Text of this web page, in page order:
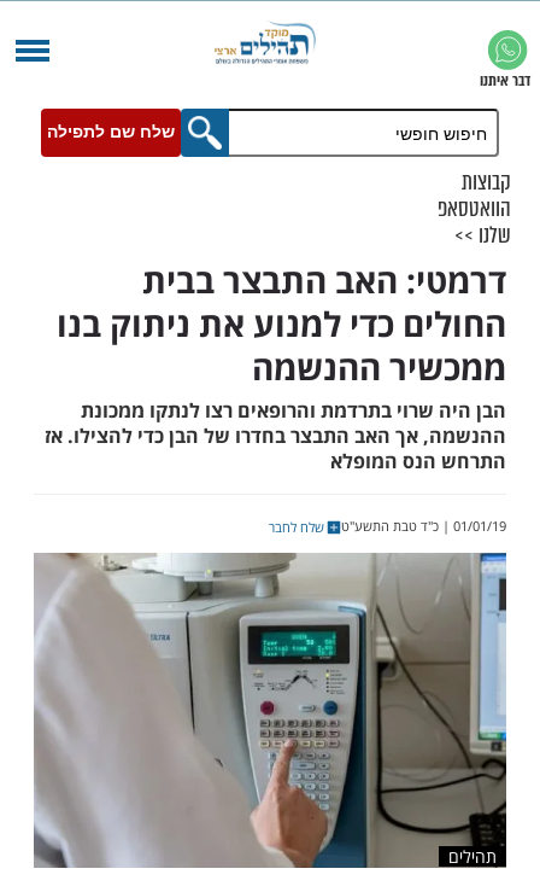
שלח שם לתפילה
האב התבצר בבית
כדי למנוע את ניתוק בנו
ההנשמה
בתרדמת והרופאים רצו לנתקו ממכונת
האב התבצר בחדרו של הבן כדי להצילו. אז
המופלא
שלח לחבר